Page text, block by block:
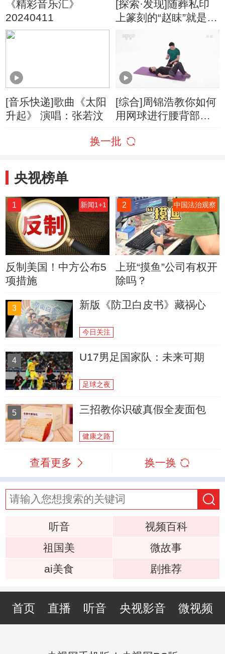
《精彩音乐汇》
20240411
[探索·发现]随葬私印
上篆刻的“赵眜”就是第
[音乐快递]歌曲《太阳
升起》 演唱：张若汶
[综合]周锦浩教你如何
用网球进行腰背部训
换一批
央视榜单
1 新闻1+1
反制美国！中方公布5
项措施
2 中国法治观察
上班“摸鱼”公司有权开
除吗？
3 新版《防卫白皮书》藏祸心
今日关注
4 U17男足国家队：未来可期
足球之夜
5 三招教你识破真假全麦面包
健康之路
查看更多 换一换
听音
视频百科
祖国美
微故事
ai美食
剧推荐
首页 直播 听音 央视影音 微视频